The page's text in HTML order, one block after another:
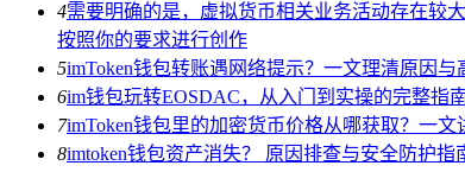
4需要明确的是，虚拟货币相关业务活动存在较
按照你的要求进行创作
5imToken钱包转账遇网络提示？一文理清原因与
6im钱包玩转EOSDAC，从入门到实操的完整指
7imToken钱包里的加密货币价格从哪获取？一文
8imtoken钱包资产消失？ 原因排查与安全防护指